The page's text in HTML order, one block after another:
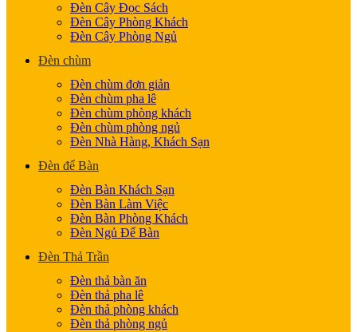
Đèn Cây Đọc Sách
Đèn Cây Phòng Khách
Đèn Cây Phòng Ngủ
Đèn chùm
Đèn chùm đơn giản
Đèn chùm pha lê
Đèn chùm phòng khách
Đèn chùm phòng ngủ
Đèn Nhà Hàng, Khách Sạn
Đèn để Bàn
Đèn Bàn Khách Sạn
Đèn Bàn Làm Việc
Đèn Bàn Phòng Khách
Đèn Ngủ Để Bàn
Đèn Thả Trần
Đèn thả bàn ăn
Đèn thả pha lê
Đèn thả phòng khách
Đèn thả phòng ngủ